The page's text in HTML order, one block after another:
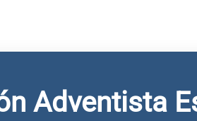
Adventista